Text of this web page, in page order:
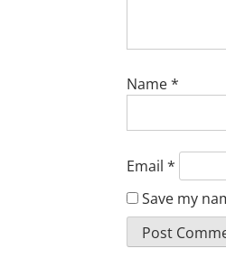
Name*
Email *
Save my